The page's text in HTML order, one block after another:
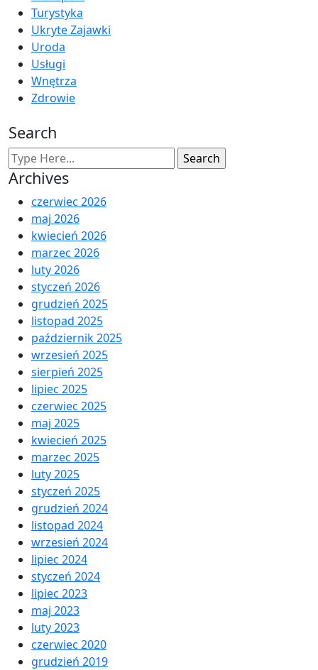
Turystyka
Ukryte Zajawki
Uroda
Usługi
Wnętrza
Zdrowie
Search
Archives
czerwiec 2026
maj 2026
kwiecień 2026
marzec 2026
luty 2026
styczeń 2026
grudzień 2025
listopad 2025
październik 2025
wrzesień 2025
sierpień 2025
lipiec 2025
czerwiec 2025
maj 2025
kwiecień 2025
marzec 2025
luty 2025
styczeń 2025
grudzień 2024
listopad 2024
wrzesień 2024
lipiec 2024
styczeń 2024
lipiec 2023
maj 2023
luty 2023
czerwiec 2020
grudzień 2019